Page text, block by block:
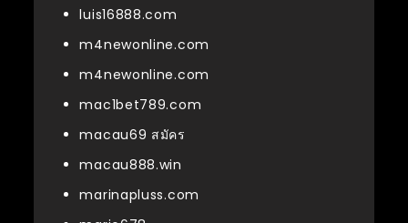
luis16888.com
m4newonline.com
m4newonline.com
mac1bet789.com
macau69 สมัคร
macau888.win
marinapluss.com